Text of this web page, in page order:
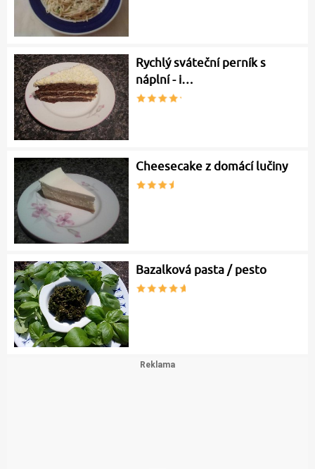
Rychlý sváteční perník s
náplní - i…
Cheesecake z domácí lučiny
Bazalková pasta / pesto